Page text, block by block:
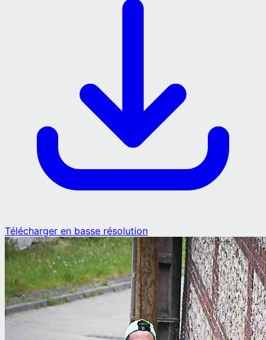
Télécharger en basse résolution